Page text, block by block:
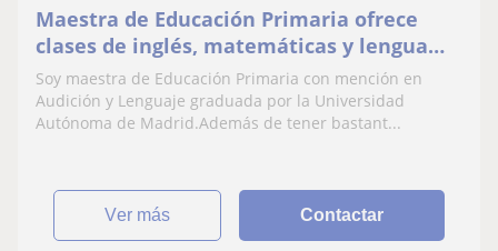
Maestra de Educación Primaria ofrece
clases de inglés, matemáticas y lengua
castellana
Soy maestra de Educación Primaria con mención en
Audición y Lenguaje graduada por la Universidad
Autónoma de Madrid.Además de tener bastant...
ver más Contactar